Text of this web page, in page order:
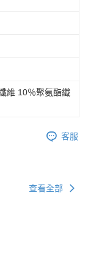
維 10％聚氨酯纖
客服
查看全部